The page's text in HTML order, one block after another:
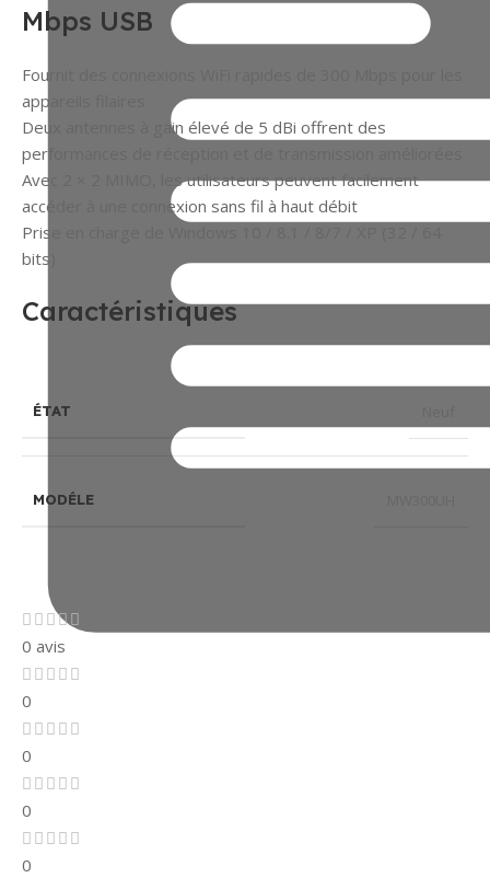
Mbps USB
Fournit des connexions WiFi rapides de 300 Mbps pour les
appareils filaires
Deux antennes à gain élevé de 5 dBi offrent des
performances de réception et de transmission améliorées
Avec 2 × 2 MIMO, les utilisateurs peuvent facilement
accéder à une connexion sans fil à haut débit
Prise en charge de Windows 10 / 8.1 / 8/7 / XP (32 / 64
bits)
Caractéristiques
ÉTAT
MODÉLE
0 avis
0
0
0
0